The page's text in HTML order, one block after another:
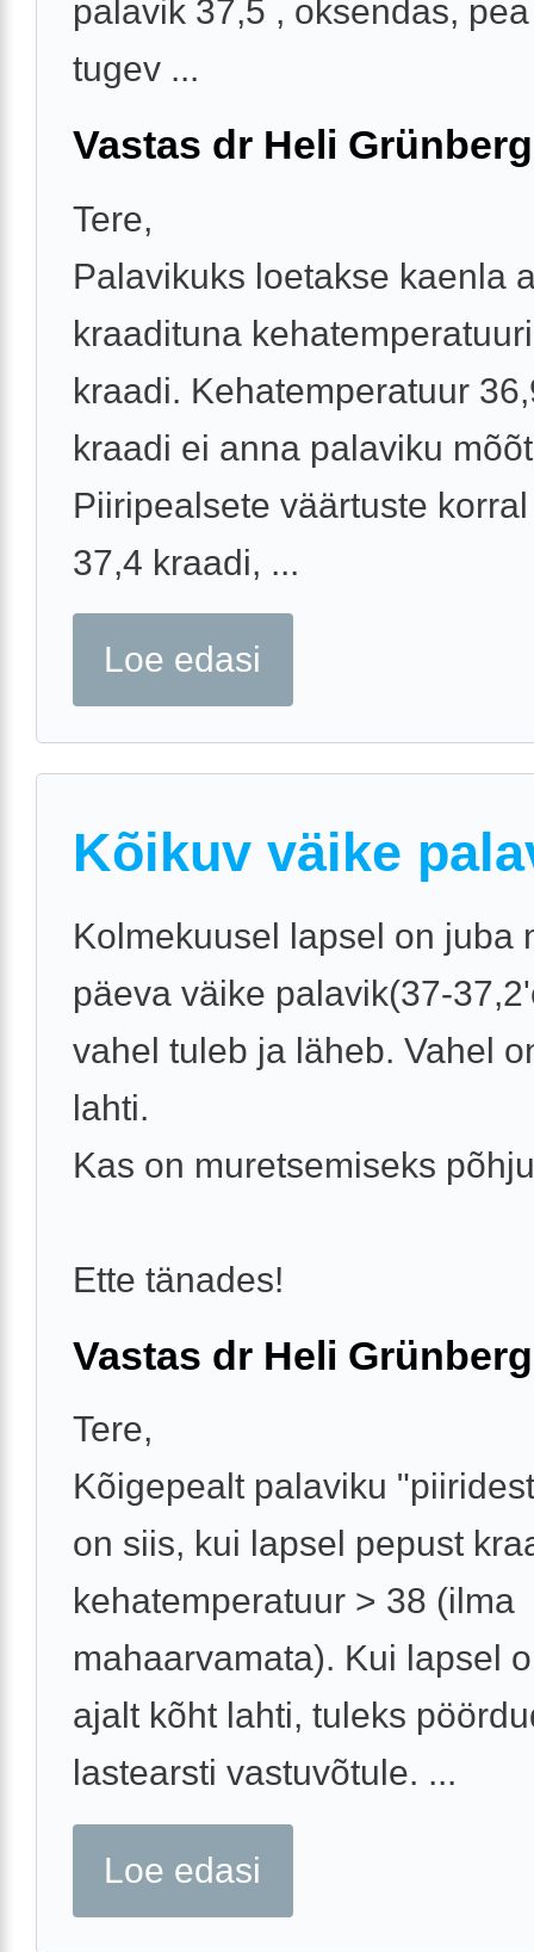
palavik 37,5 , oksendas,
tugev ...
Vastas dr Heli Grünberg
Tere,
Palavikuks loetakse kaenla
kraadituna
kraadi. Kehatemperatuur
kraadi ei anna palaviku
Piiripealsete väärtuste
37,4 kraadi, ...
Loe edasi
Kõikuv väike
Kolmekuusel lapsel on juba
päeva väike palavik(37-
vahel tuleb ja läheb. Vahel
lahti.
Kas on muretsemiseks
Ette tänades!
Vastas dr Heli Grünberg
Tere,
Kõigepealt palaviku
on siis, kui lapsel pepust
kehatemperatuur > 38 (ilma
mahaarvamata). Kui lapsel
ajalt kõht lahti, tuleks
lastearsti vastuvõtule. ...
Loe edasi